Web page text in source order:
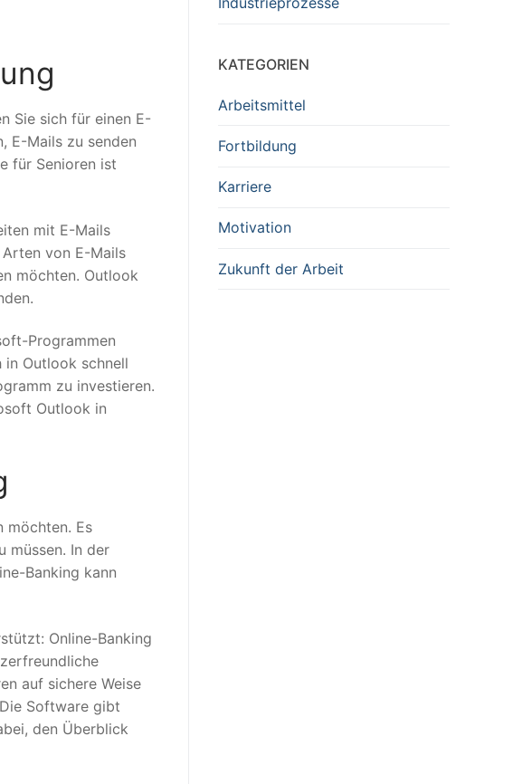
Sie sich für einen E-
E-Mails zu senden
für Senioren ist
mit E-Mails
von E-Mails
möchten. Outlook
Programmen
Outlook schnell
zu investieren.
Outlook in
möchten. Es
müssen. In der
Banking kann
Online-Banking
auf sichere Weise
Software gibt
den Überblick
KATEGORIEN
Arbeitsmittel
Fortbildung
Karriere
Motivation
Zukunft der Arbeit